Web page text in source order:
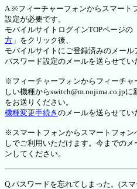
A.※フィーチャーフォンからスマート
設定が必要です。
モバイルサイトログインTOPページの
方 」をクリック後、
モバイルサイトにご登録済みのメール
パスワード設定のメールを送らせてい
※フィーチャーフォンからフィーチ
しい機種からswitch@m.nojima.co.jp
をお送りください。
機種変更手続き のメールを送らせてい
※スマートフォンからスマートフォン
しでご利用いただけます。今までの
ンしてください。
Q.パスワードを忘れてしまった。(ス